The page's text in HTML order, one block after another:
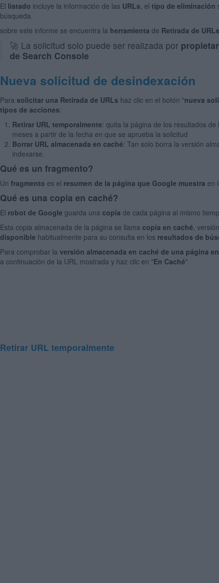
El listado incluye la información de las URLs , el tipo de eliminación
búsqueda.
sobre este informe se encuentra la herramienta de Retirada de URLs
🚀 La solicitud solo puede ser realizada por
de Search Console
Nueva solicitud de desindexación
Para solicitar una Retirada de URLs haz clic en el botón "nueva
tipos de acciones:
Retirar URL temporalmente: quita la página de los resultados
meses a partir de la fecha en que se aprueba la solicitud
Borrar URL almacenada en caché: Tan solo borra la versión
indexarse.
Qué es un fragmento?
Un fragmento es el resumen de la página que Google muestra en
Qué es una copia en caché?
El robot de Google guarda una copia de cada página al mismo
Esta copia almacenada de la página se llama copia en caché ,
disponible habitualmente para su consulta en los resultados de
Para comprobar la versión almacenada en caché de una página
a continuación de la URL mostrada y haz clic en "En Caché"
Retirar URL temporalmente